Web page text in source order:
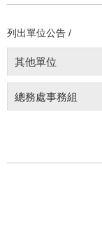
列出單位公告 /
其他單位
總務處事務組